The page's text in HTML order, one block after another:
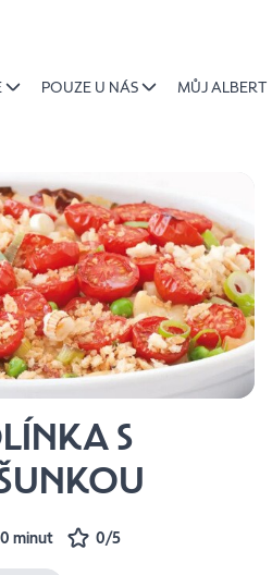
POUZE U NÁS MŮJ ALBERT
S
minut 0/5